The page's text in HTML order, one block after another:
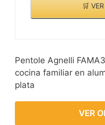
🛒
Pentole Agnelli
cocina familiar en
plata
VER